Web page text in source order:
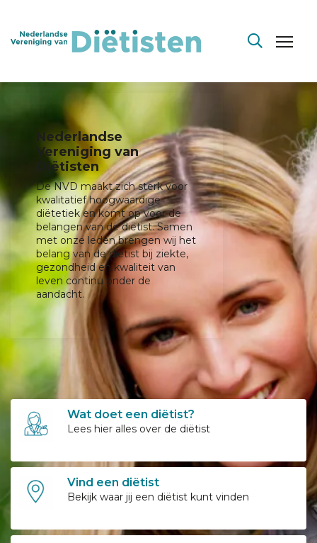
Nederlandse
Vereniging van
Diëtisten
De NVD maakt zich sterk voor
kwalitatief hoogwaardige
diëtetiek en komt op voor de
belangen van de diëtist. Samen
met onze leden brengen wij het
belang van de diëtist bij ziekte,
gezondheid en kwaliteit van
leven continu onder de
aandacht.
Wat doet een diëtist?
Lees hier alles over de diëtist
Vind een diëtist
Bekijk waar jij een diëtist kunt vinden